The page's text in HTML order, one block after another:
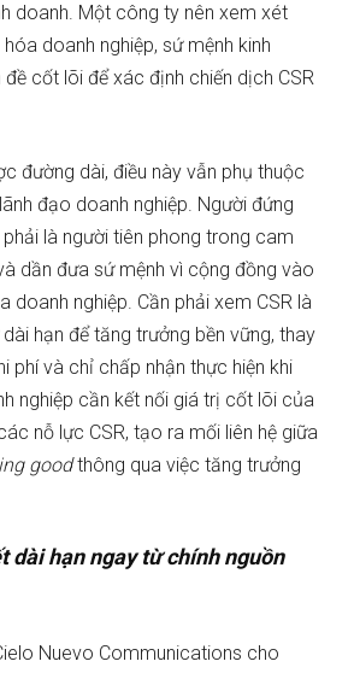
doanh. Một công ty nên xem xét
doanh nghiệp, sứ mệnh kinh
cốt lõi để xác định chiến dịch CSR
đường dài, điều này vẫn phụ thuộc
đạo doanh nghiệp. Người đứng
là người tiên phong trong cam
dần đưa sứ mệnh vì cộng đồng vào
doanh nghiệp. Cần phải xem CSR là
hạn để tăng trưởng bền vững, thay
phí và chỉ chấp nhận thực hiện khi
nghiệp cần kết nối giá trị cốt lõi của
nỗ lực CSR, tạo ra mối liên hệ giữa
goodthông qua việc tăng trưởng
dài hạn ngay từ chính nguồn
Nuevo Communications cho